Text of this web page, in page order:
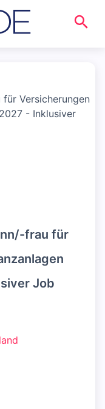
Versicherungen
- Inklusiver
frau für
Job